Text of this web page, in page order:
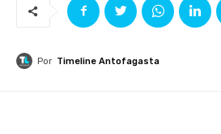
Por Timeline Antofagasta